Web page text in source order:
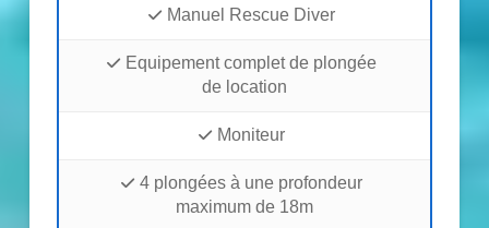
Manuel Rescue Diver
Equipement complet de plongée
de location
Moniteur
4 plongées à une profondeur
maximum de 18m